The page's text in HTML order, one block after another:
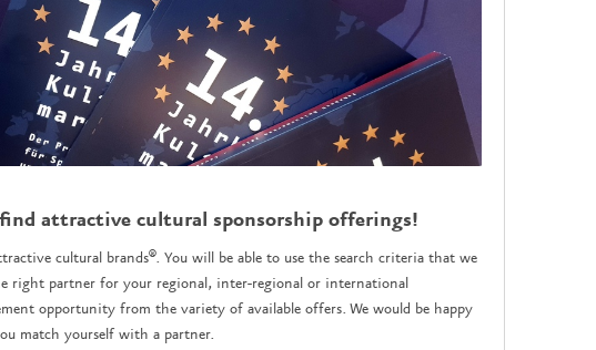
attractive cultural sponsorship offerings!
cultural brands®. You will be able to use the search criteria that we
right partner for your regional, inter-regional or international
opportunity from the variety of available offers. We would be happy
match yourself with a partner.